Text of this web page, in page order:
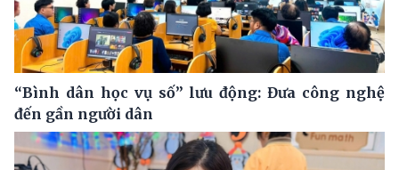
“Bình dân học vụ số” lưu động: Đưa công nghệ
đến gần người dân